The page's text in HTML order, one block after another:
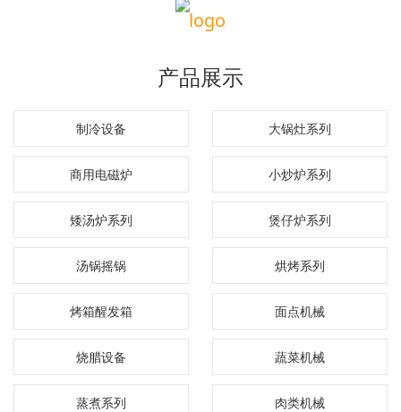
产品展示
制冷设备 大锅灶系列
商用电磁炉 小炒炉系列
矮汤炉系列 煲仔炉系列
汤锅摇锅 烘烤系列
烤箱醒发箱 面点机械
烧腊设备 蔬菜机械
蒸煮系列 肉类机械